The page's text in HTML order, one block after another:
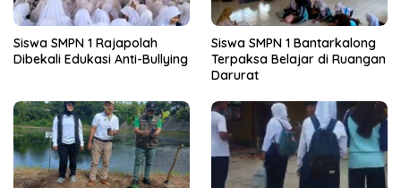
Siswa SMPN 1 Rajapolah
Dibekali Edukasi Anti-Bullying
Siswa SMPN 1 Bantarkalong
Terpaksa Belajar di Ruangan
Darurat